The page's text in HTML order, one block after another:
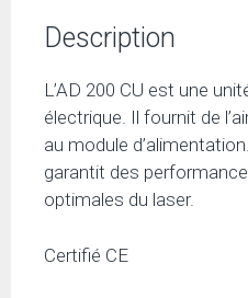
Description
L’AD 200 CU est une
électrique. Il fournit de
au module
garantit des
optimales du laser.
Certifié CE